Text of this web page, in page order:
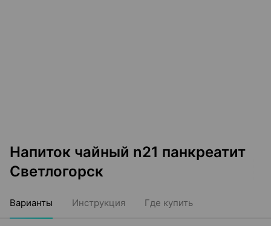
Напиток чайный n21 панкреатит
Светлогорск
Варианты Инструкция Где купить